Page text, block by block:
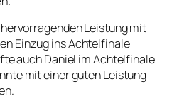
Leistung mit
Einzug ins Achtelfinale
auch Daniel im Achtelfinale
mit einer guten Leistung